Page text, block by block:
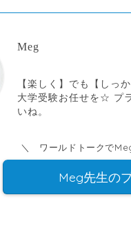
Meg
【楽しく】でも【しっ
大学受験お任せを☆ プ
いね。
＼ ワールドトークで
Meg先生の